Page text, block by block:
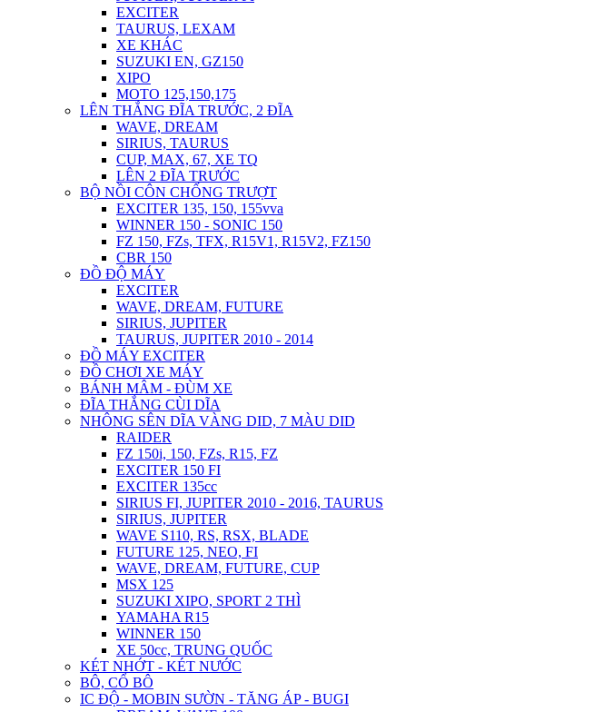
EXCITER
TAURUS, LEXAM
XE KHÁC
SUZUKI EN, GZ150
XIPO
MOTO 125,150,175
LÊN THẮNG ĐĨA TRƯỚC, 2 ĐĨA
WAVE, DREAM
SIRIUS, TAURUS
CUP, MAX, 67, XE TQ
LÊN 2 ĐĨA TRƯỚC
BỘ NỒI CÔN CHỐNG TRƯỢT
EXCITER 135, 150, 155vva
WINNER 150 - SONIC 150
FZ 150, FZs, TFX, R15V1, R15V2, FZ150
CBR 150
ĐỒ ĐỘ MÁY
EXCITER
WAVE, DREAM, FUTURE
SIRIUS, JUPITER
TAURUS, JUPITER 2010 - 2014
ĐỒ MÁY EXCITER
ĐỒ CHƠI XE MÁY
BÁNH MÂM - ĐÙM XE
ĐĨA THẮNG CÙI DĨA
NHÔNG SÊN DĨA VÀNG DID, 7 MÀU DID
RAIDER
FZ 150i, 150, FZs, R15, FZ
EXCITER 150 FI
EXCITER 135cc
SIRIUS FI, JUPITER 2010 - 2016, TAURUS
SIRIUS, JUPITER
WAVE S110, RS, RSX, BLADE
FUTURE 125, NEO, FI
WAVE, DREAM, FUTURE, CUP
MSX 125
SUZUKI XIPO, SPORT 2 THÌ
YAMAHA R15
WINNER 150
XE 50cc, TRUNG QUỐC
KÉT NHỚT - KÉT NƯỚC
BÔ, CỔ BÔ
IC ĐỘ - MOBIN SƯỜN - TĂNG ÁP - BUGI